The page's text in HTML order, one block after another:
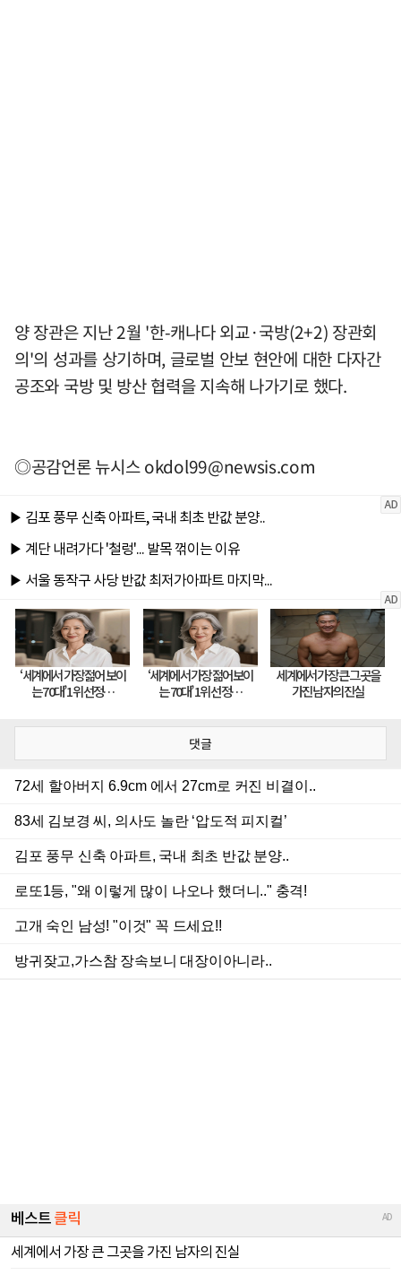
양 장관은 지난 2월 '한-캐나다 외교·국방(2+2) 장관회
의'의 성과를 상기하며, 글로벌 안보 현안에 대한 다자간
공조와 국방 및 방산 협력을 지속해 나가기로 했다.
◎공감언론 뉴시스okdol99@newsis.com
댓글